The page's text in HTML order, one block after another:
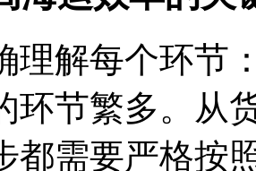
理解每个环节
环节繁多。从
都需要严格按